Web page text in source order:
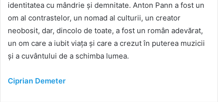
identitatea cu mândrie și demnitate. Anton Pann a fost un
om al contrastelor, un nomad al culturii, un creator
neobosit, dar, dincolo de toate, a fost un român adevărat,
un om care a iubit viața și care a crezut în puterea muzicii
și a cuvântului de a schimba lumea.
Ciprian Demeter